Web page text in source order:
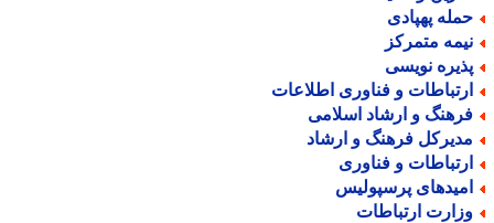
پهپادی
متمرکز
نویسی
و فناوری اطلاعات
و ارشاد اسلامی
فرهنگ و ارشاد
و فناوری
پرسپولیس
ارتباطات